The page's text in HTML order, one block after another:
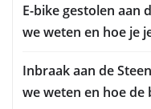
E-bike gestolen aan
we weten en hoe je
Inbraak aan de
we weten en hoe